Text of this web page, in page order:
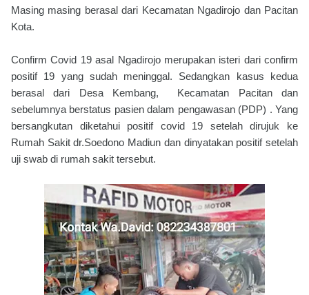
Masing masing berasal dari Kecamatan Ngadirojo dan Pacitan
Kota.
Confirm Covid 19 asal Ngadirojo merupakan isteri dari confirm
positif 19 yang sudah meninggal. Sedangkan kasus kedua
berasal dari Desa Kembang, Kecamatan Pacitan dan
sebelumnya berstatus pasien dalam pengawasan (PDP) . Yang
bersangkutan diketahui positif covid 19 setelah dirujuk ke
Rumah Sakit dr.Soedono Madiun dan dinyatakan positif setelah
uji swab di rumah sakit tersebut.